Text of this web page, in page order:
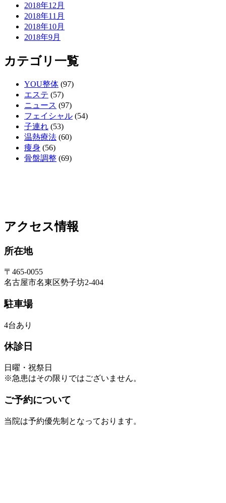
2018年12月
2018年11月
2018年10月
2018年9月
カテゴリ一覧
YOU整体 (97)
エステ (57)
ニュース (97)
フェイシャル (54)
子連れ (53)
温熱療法 (60)
痩身 (56)
骨盤調整 (69)
アクセス情報
所在地
〒465-0055
名古屋市名東区勢子坊2-404
駐車場
4台あり
休診日
日曜・祝祭日
※急患はその限りではございません。
ご予約について
当院は予約優先制となっております。